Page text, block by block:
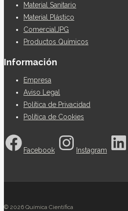
Material Sanitario
Material Plástico
ComercialJPG
Productos Químicos
Información
Empresa
Aviso Legal
Política de Privacidad
Política de Cookies
Facebook Instagram
© 2026 Química Científica